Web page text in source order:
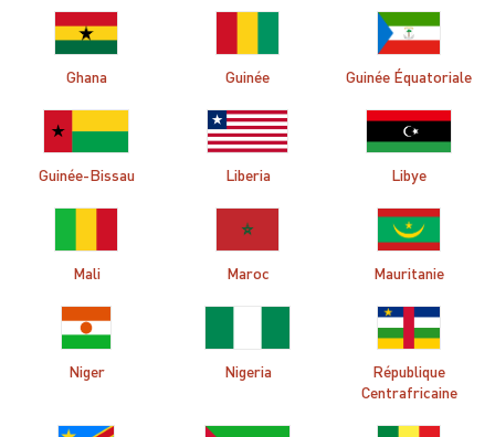
Ghana Guinée Guinée Équatoriale
Guinée-Bissau Liberia Libye
Mali Maroc Mauritanie
Niger Nigeria
République
Centrafricaine